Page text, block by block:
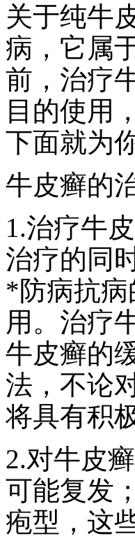
关于纯牛
病，它属
前，治疗
目的使用
下面就为
牛皮癣的
1.治疗牛
治疗的同
*防病抗病
用。治疗
牛皮癣的
法，不论
将具有积
2.对牛皮
可能复发
疱型，这